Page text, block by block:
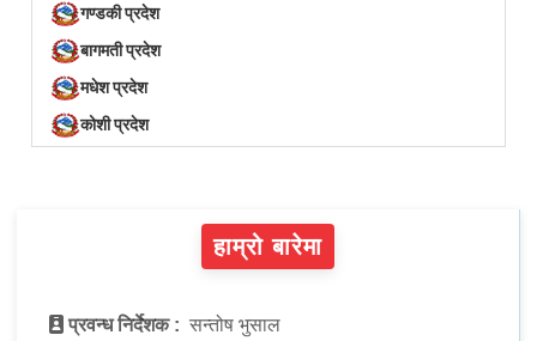
गण्डकी प्रदेश
बागमती प्रदेश
मधेश प्रदेश
कोशी प्रदेश
हाम्रो बारेमा
प्रवन्ध निर्देशक : सन्तोष भुसाल